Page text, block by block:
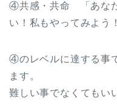
④共感・共命 「あな
い！私もやってみよう
④のレベルに達する事
ます。
難しい事でなくてもい